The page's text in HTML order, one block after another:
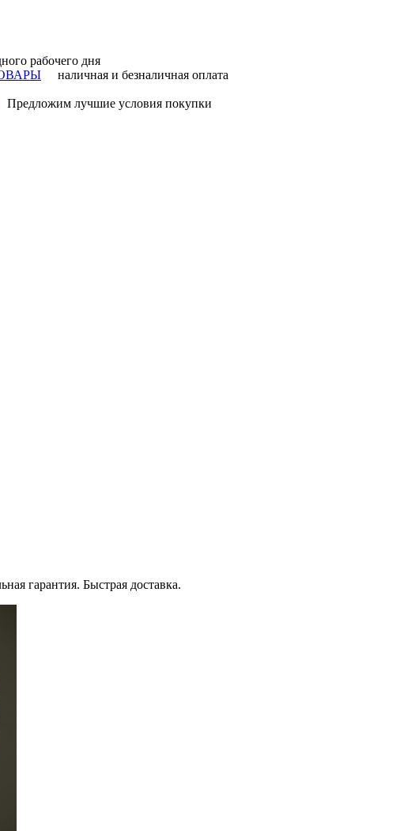
рабочего дня
наличная и безналичная оплата
Предложим лучшие условия покупки
гарантия. Быстрая доставка.